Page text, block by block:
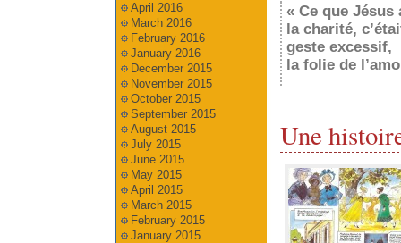
« Ce que Jésus
la charité,
geste excessif,
la folie de
Une
April 2016
March 2016
February 2016
January 2016
December 2015
November 2015
October 2015
September 2015
August 2015
July 2015
June 2015
May 2015
April 2015
March 2015
February 2015
January 2015